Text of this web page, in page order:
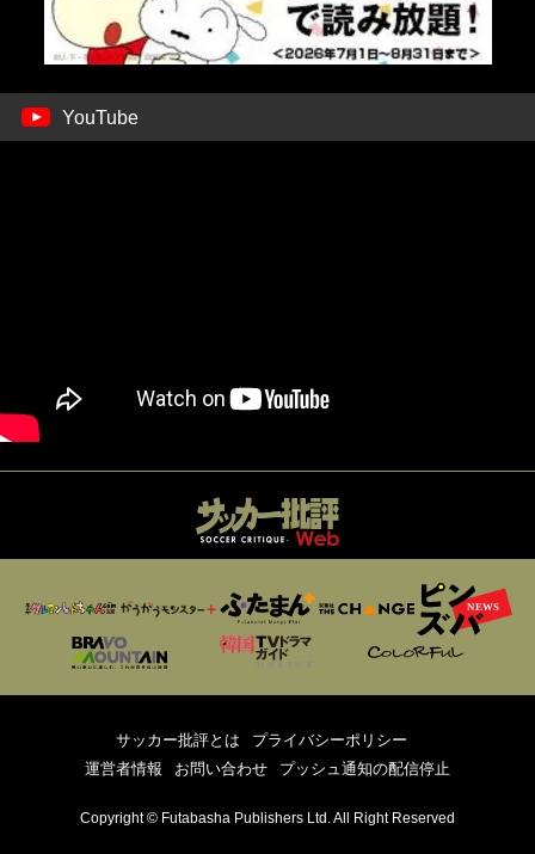
YouTube
サッカー批評とは
プライバシーポリシー
運営者情報
お問い合わせ プッシュ通知の配信停止
Copyright © Futabasha Publishers Ltd. All Right Reserved